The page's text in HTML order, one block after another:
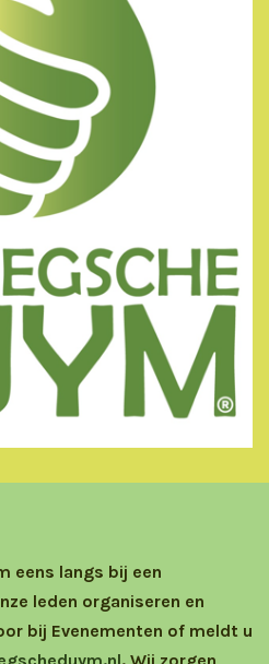
eens langs bij een
leden organiseren en
bij Evenementen of meldt u